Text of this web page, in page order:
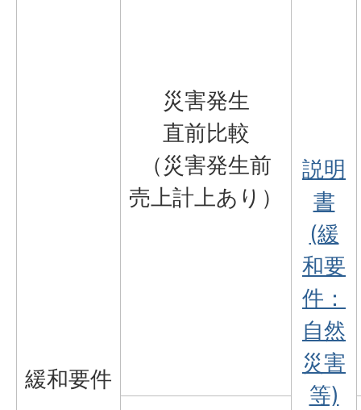
緩和要件
災害発生
直前比較
（災害発生前
売上計上あり）
説明
書
(緩
和要
件：
自然
災害
等)